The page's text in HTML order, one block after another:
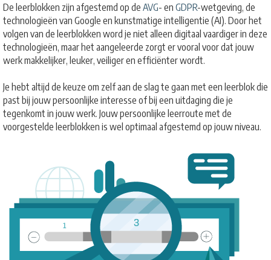
De leerblokken zijn afgestemd op de AVG- en GDPR-wetgeving, de
technologieën van Google en kunstmatige intelligentie (AI). Door het
volgen van de leerblokken word je niet alleen digitaal vaardiger in deze
technologieën, maar het aangeleerde zorgt er vooral voor dat jouw
werk makkelijker, leuker, veiliger en efficiënter wordt.
Je hebt altijd de keuze om zelf aan de slag te gaan met een leerblok die
past bij jouw persoonlijke interesse of bij een uitdaging die je
tegenkomt in jouw werk. Jouw persoonlijke leerroute met de
voorgestelde leerblokken is wel optimaal afgestemd op jouw niveau.